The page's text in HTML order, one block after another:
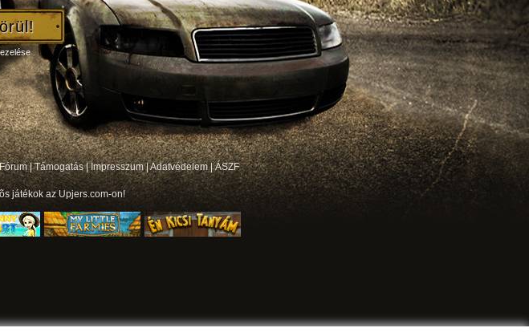
|Támogatás|Impresszum|Adatvédelem|ÁSZF
játékokaz Upjers.com-on!